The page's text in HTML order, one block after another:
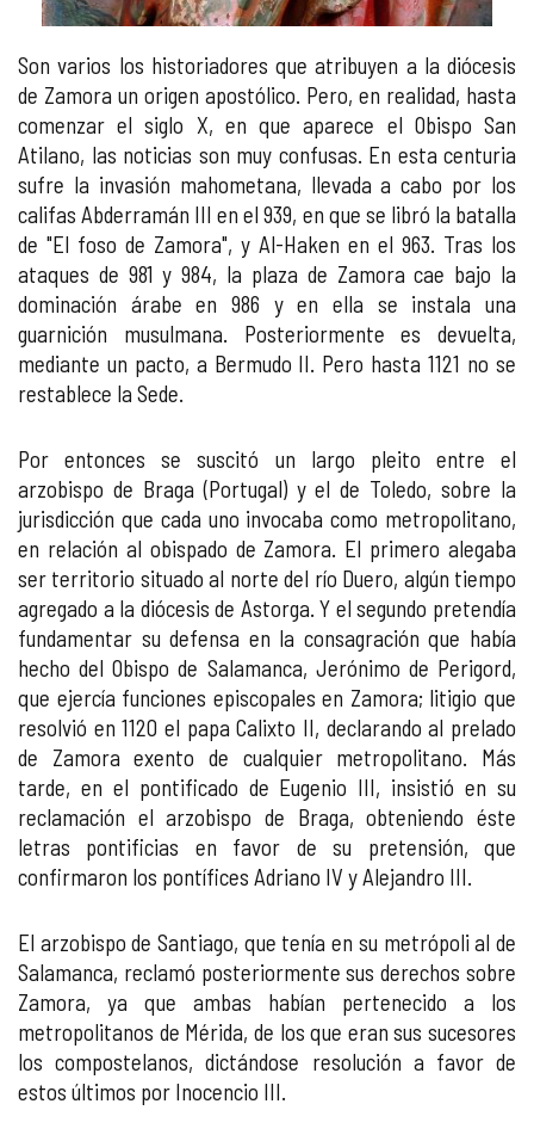
Son varios los historiadores que atribuyen a la diócesis
de Zamora un origen apostólico. Pero, en realidad, hasta
comenzar el siglo X, en que aparece el Obispo San
Atilano, las noticias son muy confusas. En esta centuria
sufre la invasión mahometana, llevada a cabo por los
califas Abderramán III en el 939, en que se libró la batalla
de "El foso de Zamora", y Al-Haken en el 963. Tras los
ataques de 981 y 984, la plaza de Zamora cae bajo la
dominación árabe en 986 y en ella se instala una
guarnición musulmana. Posteriormente es devuelta,
mediante un pacto, a Bermudo II. Pero hasta 1121 no se
restablece la Sede.
Por entonces se suscitó un largo pleito entre el
arzobispo de Braga (Portugal) y el de Toledo, sobre la
jurisdicción que cada uno invocaba como metropolitano,
en relación al obispado de Zamora. El primero alegaba
ser territorio situado al norte del río Duero, algún tiempo
agregado a la diócesis de Astorga. Y el segundo pretendía
fundamentar su defensa en la consagración que había
hecho del Obispo de Salamanca, Jerónimo de Perigord,
que ejercía funciones episcopales en Zamora; litigio que
resolvió en 1120 el papa Calixto II, declarando al prelado
de Zamora exento de cualquier metropolitano. Más
tarde, en el pontificado de Eugenio III, insistió en su
reclamación el arzobispo de Braga, obteniendo éste
letras pontificias en favor de su pretensión, que
confirmaron los pontífices Adriano IV y Alejandro III.
El arzobispo de Santiago, que tenía en su metrópoli al de
Salamanca, reclamó posteriormente sus derechos sobre
Zamora, ya que ambas habían pertenecido a los
metropolitanos de Mérida, de los que eran sus sucesores
los compostelanos, dictándose resolución a favor de
estos últimos por Inocencio III.